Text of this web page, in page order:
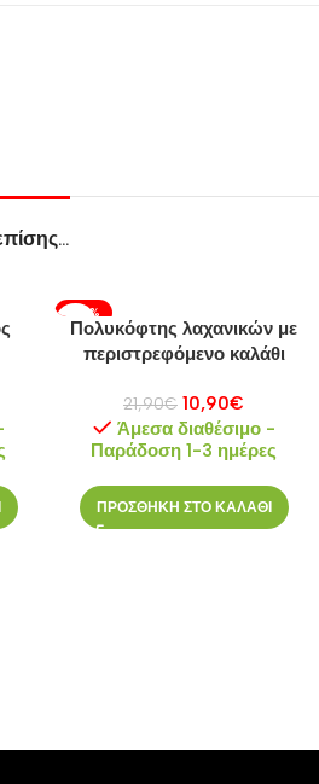
-50%
Πολυκόφτης λαχανικών με
περιστρεφόμενο καλάθι
21,90€ 10,90€
Άμεσα διαθέσιμο -
Παράδοση 1-3 ημέρες
ΠΡΟΣΘΗΚΗ ΣΤΟ ΚΑΛΑΘΙ